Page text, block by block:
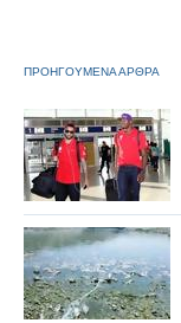
ΠΡΟΗΓΟΥΜΕΝΑ ΑΡΘΡΑ